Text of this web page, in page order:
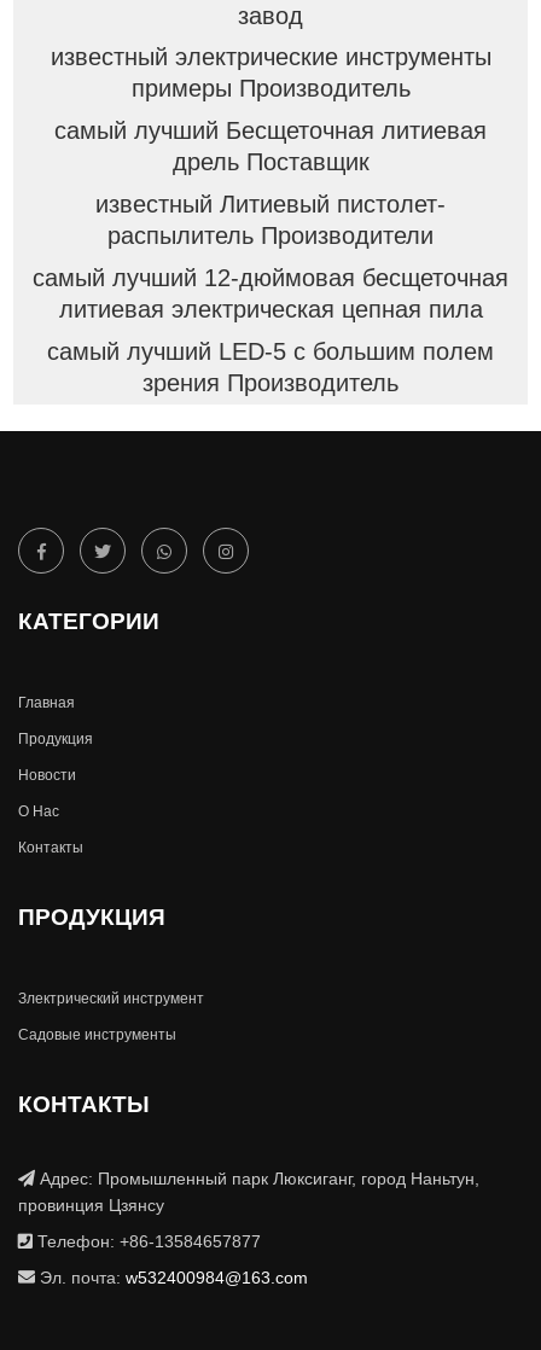
завод
известный электрические инструменты
примеры Производитель
самый лучший Бесщеточная литиевая
дрель Поставщик
известный Литиевый пистолет-
распылитель Производители
самый лучший 12-дюймовая бесщеточная
литиевая электрическая цепная пила
самый лучший LED-5 с большим полем
зрения Производитель
КАТЕГОРИИ
Главная
Продукция
Новости
О Hас
Контакты
ПРОДУКЦИЯ
Злектрический инструмент
Садовые инструменты
КОНТАКТЫ
Адрес: Промышленный парк Люксиганг, город Наньтун,
провинция Цзянсу
Телефон: +86-13584657877
Эл. почта: w532400984@163.com